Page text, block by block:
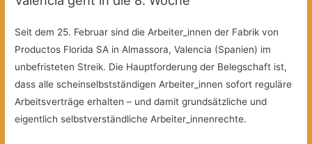
Seit dem 25. Februar sind die Arbeiter_innen der Fabrik von
Productos Florida SA in Almassora, Valencia (Spanien) im
unbefristeten Streik. Die Hauptforderung der Belegschaft ist,
dass alle scheinselbstständigen Arbeiter_innen sofort reguläre
Arbeitsverträge erhalten – und damit grundsätzliche und
eigentlich selbstverständliche Arbeiter_innenrechte.